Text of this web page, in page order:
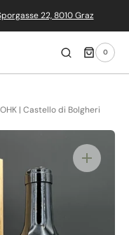
22, 8010 Graz
0
0
ARTIKEL
| Castello di Bolgheri